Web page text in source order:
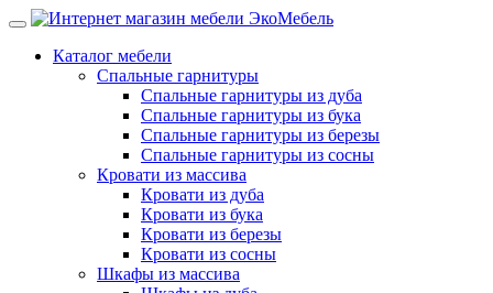
Каталог мебели
Спальные гарнитуры
Спальные гарнитуры из дуба
Спальные гарнитуры из бука
Спальные гарнитуры из березы
Спальные гарнитуры из сосны
Кровати из массива
Кровати из дуба
Кровати из бука
Кровати из березы
Кровати из сосны
Шкафы из массива